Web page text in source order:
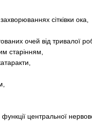
сітківки ока,
очей від тривалої
старінням,
центральної